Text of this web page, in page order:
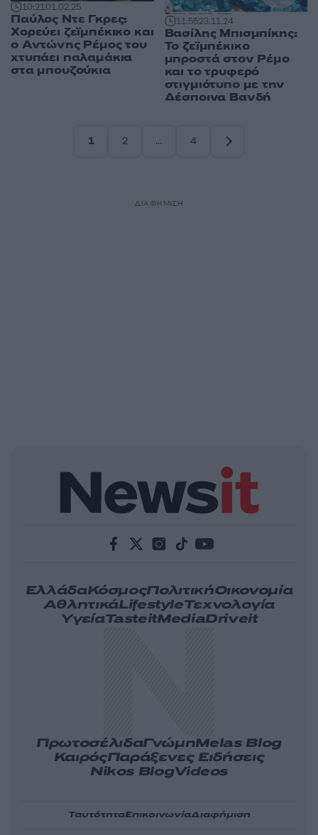
10:2101.02.25
Παύλος Ντε Γκρες:
Χορεύει ζεϊμπέκικο και
ο Αντώνης Ρέμος του
χτυπάει παλαμάκια
στα μπουζούκια
11:5523.11.24
Βασίλης Μπισμπίκης:
Το ζεϊμπέκικο
μπροστά στον Ρέμο
και το τρυφερό
στιγμιότυπο με την
Δέσποινα Βανδή
1
2
…
4
ΔΙΑΦΗΜΙΣΗ
ΕλλάδαΚόσμοςΠολιτικήΟικονομία
ΑθλητικάLifestyleΤεχνολογία
ΥγείαTasteitMediaDriveit
ΠρωτοσέλιδαΓνώμηMelas Blog
ΚαιρόςΠαράξενες Ειδήσεις
Nikos BlogVideos
ΤαυτότηταΕπικοινωνίαΔιαφήμιση